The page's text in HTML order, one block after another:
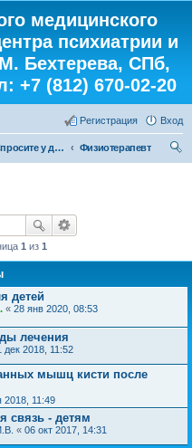
медицинского
психиатрии и
Бехтерева, СПб,
+7 (812) 670-02-20
Вход
Регистрация
Спросите у доктора
Физиотерапевт
1 из 1
детей
« 28 янв 2020, 08:53
лечения
дек 2018, 11:52
мышц кисти после
2018, 11:49
связь - детям
« 06 окт 2017, 14:31